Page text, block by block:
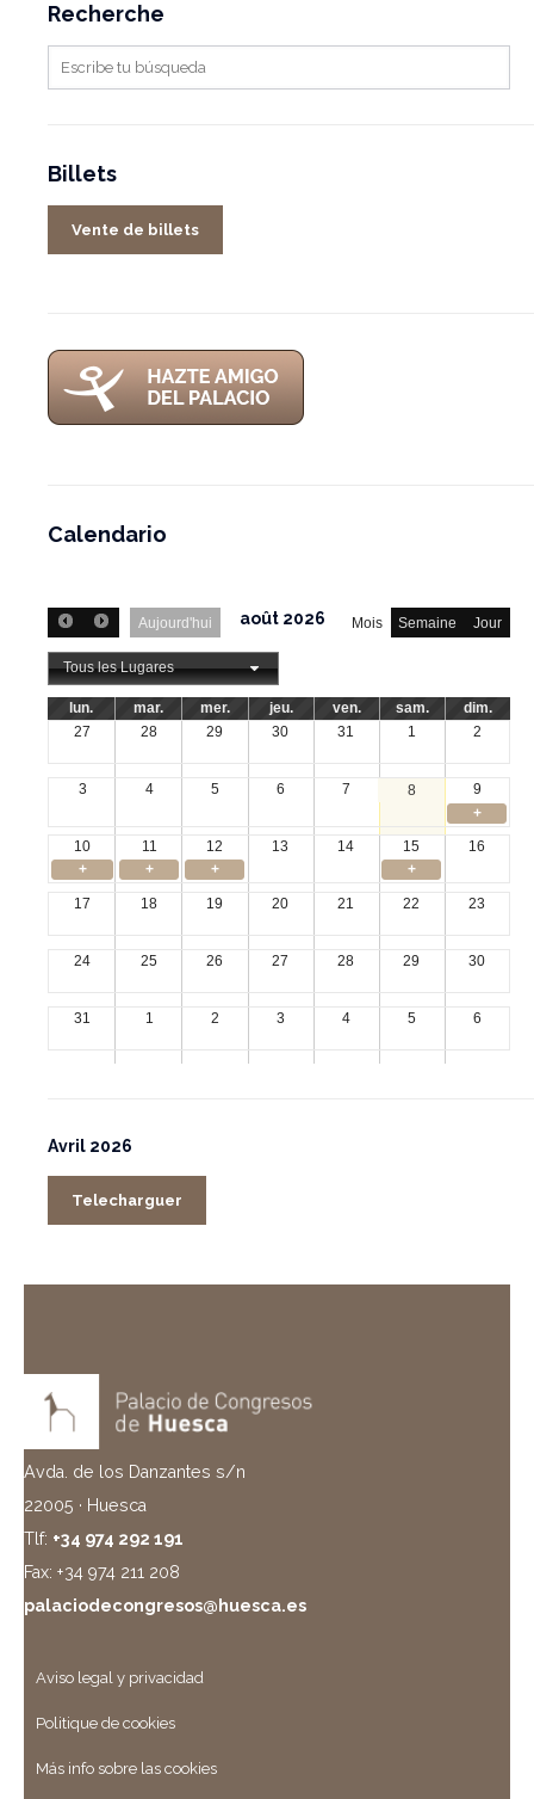
Recherche
Billets
Vente de billets
Calendario
Aujourd'hui Mois Semaine Jour
août 2026
Tous les Lugares
lun. mar. mer. jeu. ven. sam.
dim.
27
28 29 30 31 1 2
3 4 5 6 7 8
9
+
10
11 12 13 14 15
16
+
+ + +
17 18 19 20 21 22 23
24 25 26 27 28 29 30
31 1 2 3 4 5 6
Avril 2026
Telecharguer
Avda. de los Danzantes s/n
22005 · Huesca
Tlf: +34 974 292 191
Fax: +34 974 211 208
palaciodecongresos@huesca.es
Aviso legal y privacidad
Politique de cookies
Más info sobre las cookies